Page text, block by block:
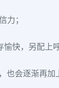
力；
快，另配上
也会逐渐再